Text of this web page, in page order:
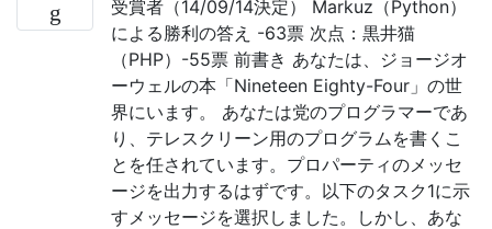
受賞者（14/09/14決定） Markuz（Python）
による勝利の答え -63票 次点：黒井猫
（PHP）-55票 前書き あなたは、ジョージオ
ーウェルの本「Nineteen Eighty-Four」の世
界にいます。 あなたは党のプログラマーであ
り、テレスクリーン用のプログラムを書くこ
とを任されています。プロパーティのメッセ
ージを出力するはずです。以下のタスク1に示
すメッセージを選択しました。しかし、あな